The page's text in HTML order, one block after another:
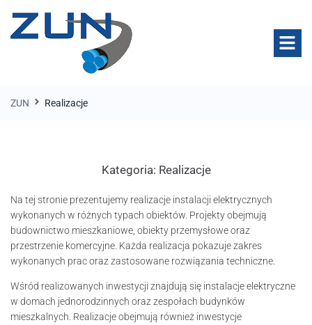
ZUN Realizacje
Kategoria: Realizacje
Na tej stronie prezentujemy realizacje instalacji elektrycznych
wykonanych w różnych typach obiektów. Projekty obejmują
budownictwo mieszkaniowe, obiekty przemysłowe oraz
przestrzenie komercyjne. Każda realizacja pokazuje zakres
wykonanych prac oraz zastosowane rozwiązania techniczne.
Wśród realizowanych inwestycji znajdują się instalacje elektryczne
w domach jednorodzinnych oraz zespołach budynków
mieszkalnych. Realizacje obejmują również inwestycje